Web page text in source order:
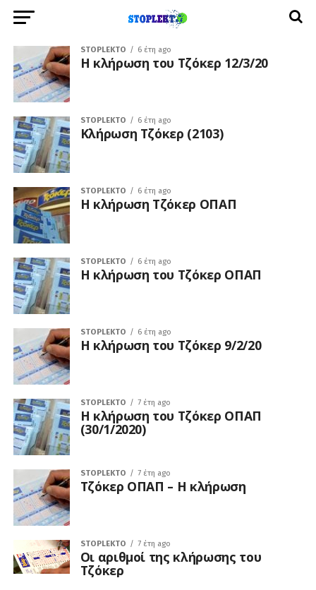
STOPLEKTO 6 έτη ago
Η κλήρωση του Τζόκερ 12/3/20
STOPLEKTO 6 έτη ago
Κλήρωση Τζόκερ (2103)
STOPLEKTO 6 έτη ago
Η κλήρωση Τζόκερ ΟΠΑΠ
STOPLEKTO 6 έτη ago
Η κλήρωση του Τζόκερ ΟΠΑΠ
STOPLEKTO 6 έτη ago
Η κλήρωση του Τζόκερ 9/2/20
STOPLEKTO 7 έτη ago
Η κλήρωση του Τζόκερ ΟΠΑΠ
(30/1/2020)
STOPLEKTO 7 έτη ago
Τζόκερ ΟΠΑΠ – Η κλήρωση
STOPLEKTO 7 έτη ago
Οι αριθμοί της κλήρωσης του
Τζόκερ